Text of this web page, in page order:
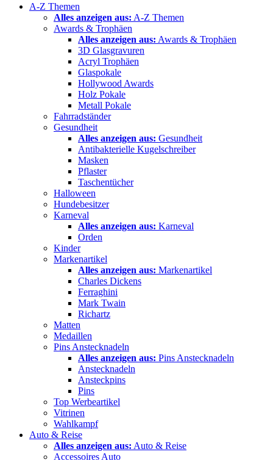
A-Z Themen
Alles anzeigen aus: A-Z Themen
Awards & Trophäen
Alles anzeigen aus: Awards & Trophäen
3D Glasgravuren
Acryl Trophäen
Glaspokale
Hollywood Awards
Holz Pokale
Metall Pokale
Fahrradständer
Gesundheit
Alles anzeigen aus: Gesundheit
Antibakterielle Kugelschreiber
Masken
Pflaster
Taschentücher
Halloween
Hundebesitzer
Karneval
Alles anzeigen aus: Karneval
Orden
Kinder
Markenartikel
Alles anzeigen aus: Markenartikel
Charles Dickens
Ferraghini
Mark Twain
Richartz
Matten
Medaillen
Pins Anstecknadeln
Alles anzeigen aus: Pins Anstecknadeln
Anstecknadeln
Ansteckpins
Pins
Top Werbeartikel
Vitrinen
Wahlkampf
Auto & Reise
Alles anzeigen aus: Auto & Reise
Accessoires Auto